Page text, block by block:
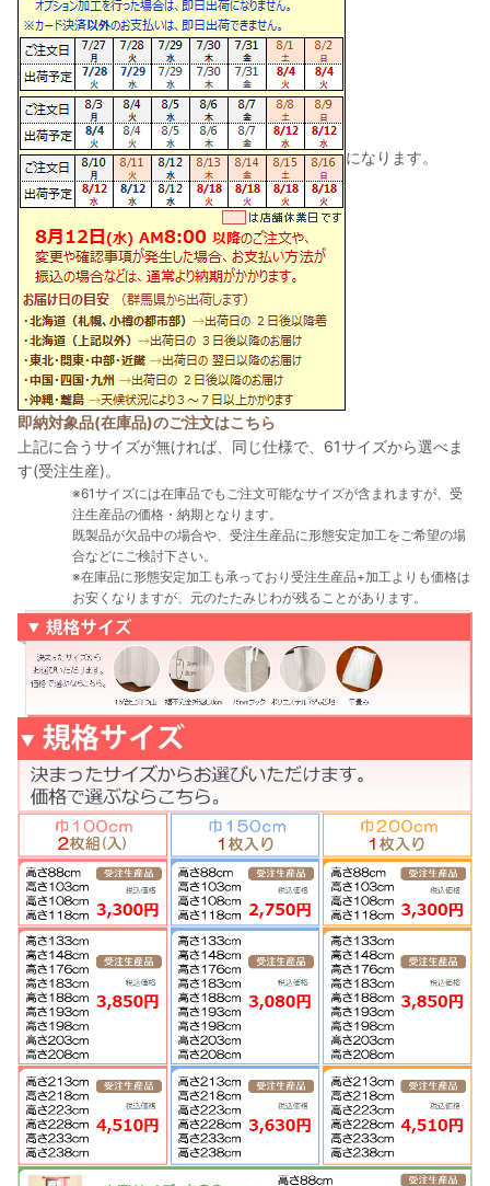
になります。
即納対象品(在庫品)のご注文はこちら
上記に合うサイズが無ければ、同じ仕様で、61サイズから選べま
す(受注生産)。
※61サイズには在庫品でもご注文可能なサイズが含まれますが、受
注生産品の価格・納期となります。
既製品が欠品中の場合や、受注生産品に形態安定加工をご希望の場
合などにご検討下さい。
※在庫品に形態安定加工も承っており受注生産品+加工よりも価格は
お安くなりますが、元のたたみじわが残ることがあります。